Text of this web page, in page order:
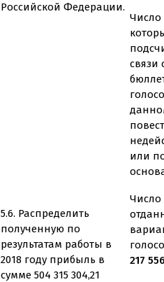
Российской Федерации.
Число
связи
или
5.6. Распределить
полученную по
результатам работы в
2018 году прибыль в
сумме 504 315 304,21
Число
217